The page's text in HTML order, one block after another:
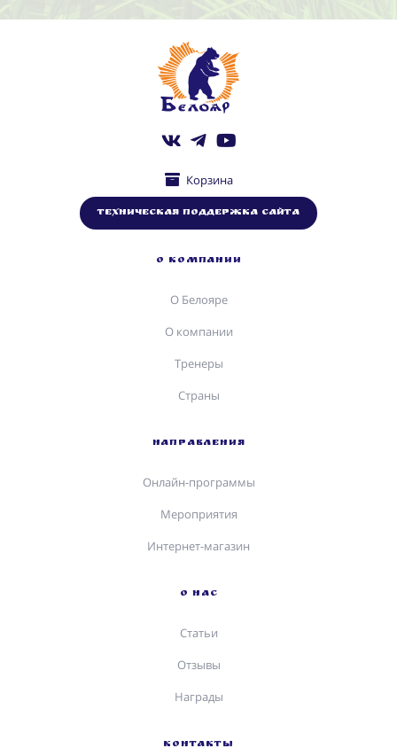
Корзина
Техническая поддержка сайта
О КОМПАНИИ
О Белояре
О компании
Тренеры
Страны
НАПРАВЛЕНИЯ
Онлайн-программы
Мероприятия
Интернет-магазин
О НАС
Статьи
Отзывы
Награды
КОНТАКТЫ